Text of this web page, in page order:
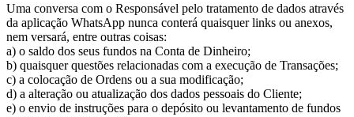
Uma conversa com o Responsável pelo tratamento de dados através
da aplicação WhatsApp nunca conterá quaisquer links ou anexos,
nem versará, entre outras coisas:
a) o saldo dos seus fundos na Conta de Dinheiro;
b) quaisquer questões relacionadas com a execução de Transações;
c) a colocação de Ordens ou a sua modificação;
d) a alteração ou atualização dos dados pessoais do Cliente;
e) o envio de instruções para o depósito ou levantamento de fundos